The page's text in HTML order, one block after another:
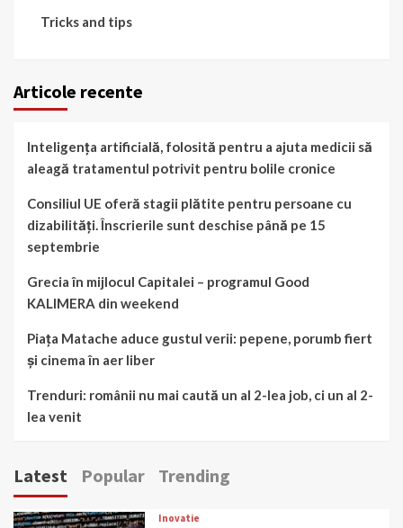
Tricks and tips
Articole recente
Inteligența artificială, folosită pentru a ajuta medicii să
aleagă tratamentul potrivit pentru bolile cronice
Consiliul UE oferă stagii plătite pentru persoane cu
dizabilități. Înscrierile sunt deschise până pe 15
septembrie
Grecia în mijlocul Capitalei – programul Good
KALIMERA din weekend
Piața Matache aduce gustul verii: pepene, porumb fiert
și cinema în aer liber
Trenduri: românii nu mai caută un al 2-lea job, ci un al 2-
lea venit
Latest Popular Trending
Inovatie